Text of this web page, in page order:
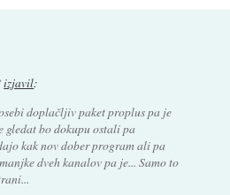
izjavil:
doplačljiv paket proplus pa je
gledat bo dokupu ostali pa
kak nov dober program ali pa
dveh kanalov pa je... Samo to